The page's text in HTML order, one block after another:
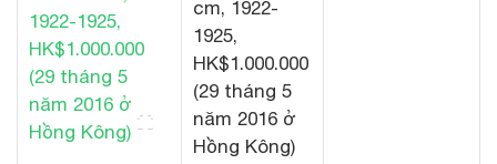
cm, 1922-
1925,
HK$1.000.000
(29 tháng 5
năm 2016 ở
Hồng Kông)